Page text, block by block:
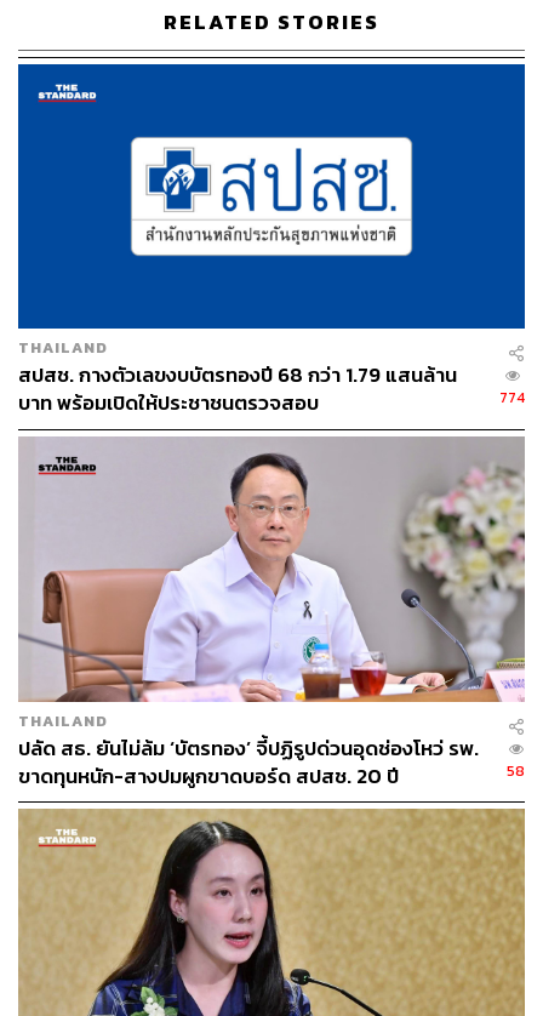
นพ.จเด็จ ยังกล่าวถึงกรณี นพ.เปรมศักดิ์ เพียยุระ สมาชิก
วุฒิสภา (สว.) อภิปรายในการแถลงนโยบายของรัฐบาลว่า งบ
ประมาณผู้ป่วยในระบบหลักประกันสุขภาพถ้วนหน้า (บัตร
ทอง) ในกรุงเทพมหานครหายไปประมาณ 1,000 ล้านบาท
โดย นพ.จเด็จ ระบุว่า เงินไม่ได้หายไปไหน แต่คิดว่าสิ่งที่
นพ.เปรมศักดิ์ กล่าวถึงคืองบสร้างเสริมสุขภาพป้องกันโรค
สืบเนื่องจาก 2 ปีที่ผ่านมา มีปัญหาว่า งบ PP ไม่สามารถใช้
กฎหมาย ซึ่งหน่วยงานรัฐส่วนใหญ่ให้ความร่วมมือแต่หน่วย
งานเอกชนระบุว่า หากยังไม่มีหนังสือราชการ หรือมติ ครม.
ก็จะไม่ทำ
ดังนั้น เห็นได้ว่าปี 2565 มีเงินเหลือประมาณ 1,000 ล้านบาท
แต่โดยกติกา ไม่ใช่ว่าเงินเหลือแล้วจะสามารถเอาไปจ่ายได้
หากไม่มีกติการองรับจึงต้องเร่งให้บริการสร้างเสริมสุขภาพ
ดังนั้น ปี 2567 เราพยายามขับเคลื่อนงานสร้างเสริมสุขภาพ
ในกรุงเทพฯ และล่าสุด สปสช. เขตกรุงเทพฯ (คณะ
อนุกรรมการหลักประกันสุขภาพระดับเขต) ได้ปรับเปลี่ยน
กติกา รวมทั้งเร่งสร้างเสริมสุขภาพป้องกันโรคตามจุดต่างๆ
ทั้งสถานีรถไฟและห้างสรรพสินค้า
“เงินไม่ได้หายไปไหน แต่ต้องเอาเงินมาแลกเพื่อจะได้จ่ายเงิน
แต่ต้องขอขอบคุณ สว. เปรมศักดิ์ ที่ให้ความเห็นเกี่ยวกับเรื่อง
นี้” นพ.จเด็จ กล่าว
TAGS: สำนักงานหลักประกันสุขภาพแห่งชาติ
สปสช.
หลักประกันสุขภาพแห่งชาติ (บัตรทอง)
จเด็จ ธรรมธัชอารี
งบกลาง
181
RELATED STORIES
THAILAND
สปสช. กางตัวเลขงบบัตรทองปี 68 กว่า 1.79 แสนล้าน
บาท พร้อมเปิดให้ประชาชนตรวจสอบ
774
THAILAND
ปลัด สธ. ยันไม่ล้ม ‘บัตรทอง’ จี้ปฏิรูปด่วนอุดช่องโหว่ รพ.
ขาดทุนหนัก-สางปมผูกขาดบอร์ด สปสช. 20 ปี
58